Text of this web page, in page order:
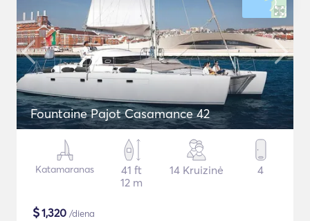
Fountaine Pajot Casamance 42
Katamaranas
41 ft
12 m
14 Kruizinė 4
$1,320 /diena